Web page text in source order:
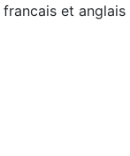
et anglais